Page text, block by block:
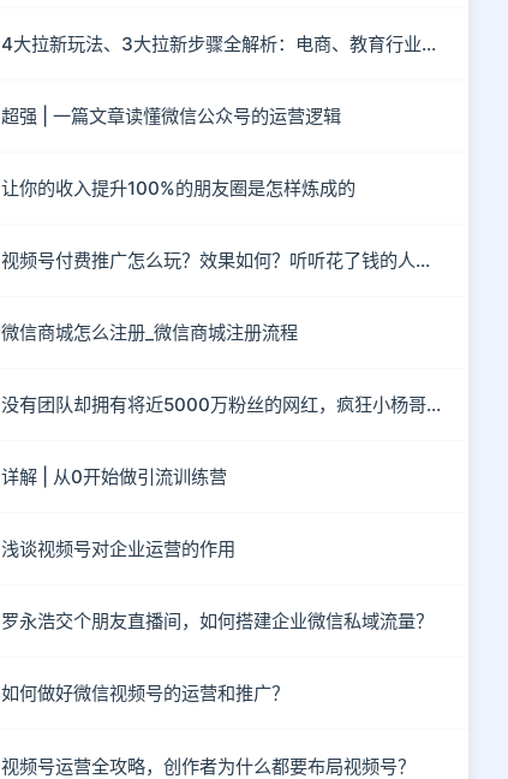
4大拉新玩法、3大拉新步骤全解析：电商、教育行业社群如何拉新？
超强 | 一篇文章读懂微信公众号的运营逻辑
让你的收入提升100%的朋友圈是怎样炼成的
视频号付费推广怎么玩？效果如何？听听花了钱的人怎么说？
微信商城怎么注册_微信商城注册流程
没有团队却拥有将近5000万粉丝的网红，疯狂小杨哥到底有“多疯狂”？
详解 | 从0开始做引流训练营
浅谈视频号对企业运营的作用
罗永浩交个朋友直播间，如何搭建企业微信私域流量？
如何做好微信视频号的运营和推广？
视频号运营全攻略，创作者为什么都要布局视频号？